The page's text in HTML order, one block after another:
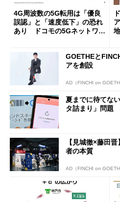
4G周波数の5G転用は「優良
誤認」と「速度低下」の恐れ
あり ドコモの5Gネットワー
GOETHEと
アを創設
AD（FINCHI on
夏までに待てな
タ詰まり」問題
【見城徹×藤田
者の本質
AD（FINCHI on